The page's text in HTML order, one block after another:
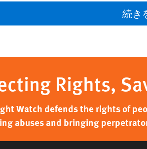
続き
Rights,
Watch defends the rights of
abuses and bringing